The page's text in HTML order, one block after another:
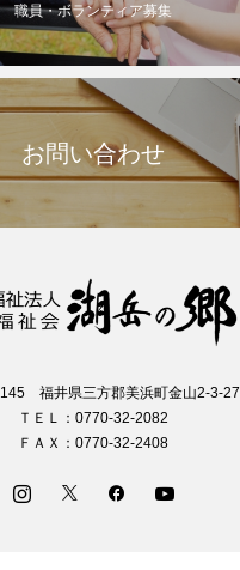
職員・ボランティア募集
お問い合わせ
福井県三方郡美浜町金山2-3-27
ＴＥＬ：0770-32-2082
ＦＡＸ：0770-32-2408